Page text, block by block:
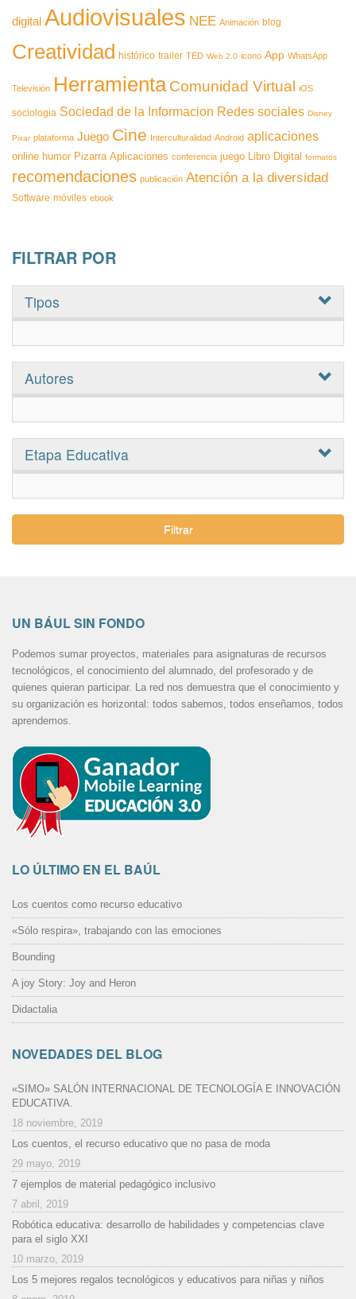
digital Audiovisuales NEE Animación blog
Creatividad histórico trailer TED Web 2.0 icono App WhatsApp
Televisión Herramienta Comunidad Virtual iOS
sociologia Sociedad de la Informacion Redes sociales Disney
Pixar plataforma Juego Cine Interculturalidad Android aplicaciones
online humor Pizarra Aplicaciones conferencia juego Libro Digital formatos
recomendaciones publicación Atención a la diversidad
Software móviles ebook
FILTRAR POR
Tipos
Autores
Etapa Educativa
Filtrar
UN BÁUL SIN FONDO
Podemos sumar proyectos, materiales para asignaturas de recursos
tecnológicos, el conocimiento del alumnado, del profesorado y de
quienes quieran participar. La red nos demuestra que el conocimiento y
su organización es horizontal: todos sabemos, todos enseñamos, todos
aprendemos.
LO ÚLTIMO EN EL BAÚL
Los cuentos como recurso educativo
«Sólo respira», trabajando con las emociones
Bounding
A joy Story: Joy and Heron
Didactalia
NOVEDADES DEL BLOG
«SIMO» SALÓN INTERNACIONAL DE TECNOLOGÍA E INNOVACIÓN
EDUCATIVA.
18 noviembre, 2019
Los cuentos, el recurso educativo que no pasa de moda
29 mayo, 2019
7 ejemplos de material pedagógico inclusivo
7 abril, 2019
Robótica educativa: desarrollo de habilidades y competencias clave
para el siglo XXI
10 marzo, 2019
Los 5 mejores regalos tecnológicos y educativos para niñas y niños